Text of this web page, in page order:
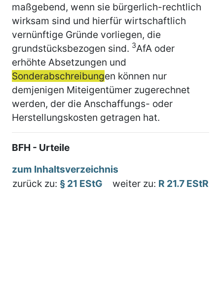
maßgebend, wenn sie bürgerlich-rechtlich
wirksam sind und hierfür wirtschaftlich
vernünftige Gründe vorliegen, die
grundstücksbezogen sind. 3AfA oder
erhöhte Absetzungen und
Sonderabschreibungen können nur
demjenigen Miteigentümer zugerechnet
werden, der die Anschaffungs- oder
Herstellungskosten getragen hat.
BFH - Urteile
zum Inhaltsverzeichnis
zurück zu: § 21 EStG weiter zu: R 21.7 EStR